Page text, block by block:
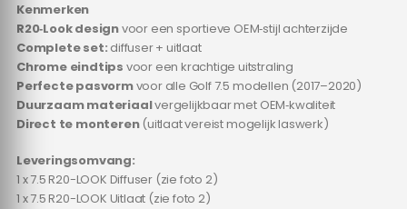
Kenmerken
R20‑Look designvoor een sportieve OEM‑stijl achterzijde
Complete set: diffuser + uitlaat
Chrome eindtips voor een krachtige uitstraling
Perfecte pasvormvoor alle Golf 7.5 modellen (2017–2020)
Duurzaam materiaalvergelijkbaar met OEM‑kwaliteit
Direct te monteren(uitlaat vereist mogelijk laswerk)
Leveringsomvang:
1 x 7.5 R20-LOOK Diffuser (zie foto 2)
1 x 7.5 R20-LOOK Uitlaat (zie foto 2)